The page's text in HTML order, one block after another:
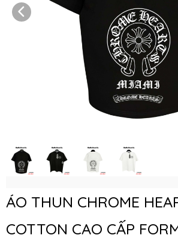
ÁO THUN CHROME
COTTON CAO CẤP